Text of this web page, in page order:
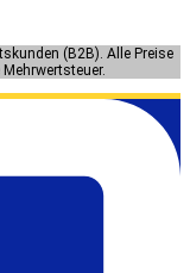
(B2B). Alle Preise